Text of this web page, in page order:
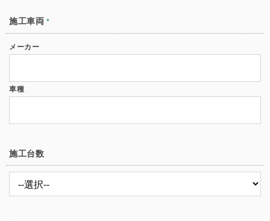
施工車両 *
メーカー
車種
施工台数